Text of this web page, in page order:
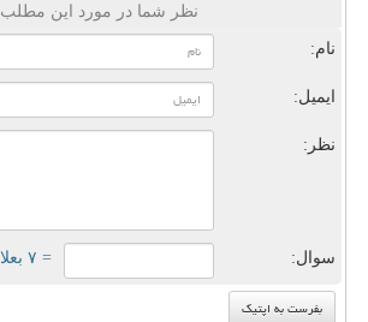
نظر شما در مورد این مطلب
نام:
ایمیل:
نظر:
سوال: = ۷ بعلاوه ۳